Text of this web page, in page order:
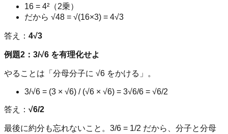
16 = 4²（2乗）
だから √48 = √(16×3) = 4√3
答え： 4√3
例題2：3/√6 を有理化せよ
やることは「分母分子に √6 をかける」。
3/√6 = (3 × √6) / (√6 × √6) = 3√6/6 = √6/2
答え： √6/2
最後に約分も忘れないこと。3/6 = 1/2 だから、分子と分母